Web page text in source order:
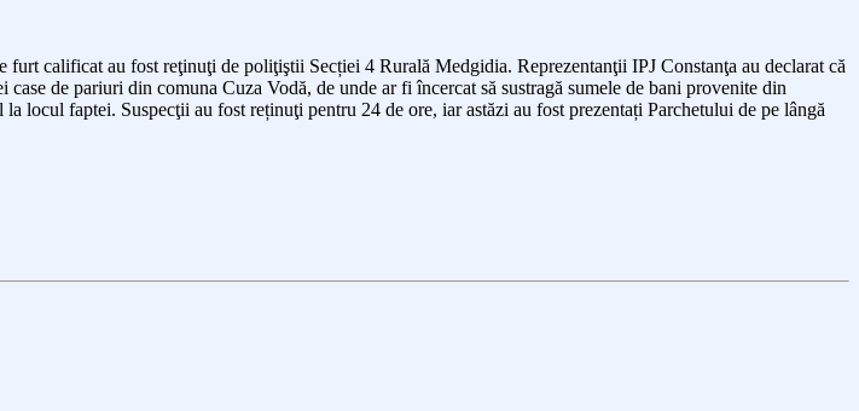
furt calificat au fost reţinuţi de poliţiştii Secției 4 Rurală Medgidia. Reprezentanţii IPJ Constanţa au declarat că
de pariuri din comuna Cuza Vodă, de unde ar fi încercat să sustragă sumele de bani provenite din
la locul faptei. Suspecţii au fost reținuţi pentru 24 de ore, iar astăzi au fost prezentați Parchetului de pe lângă